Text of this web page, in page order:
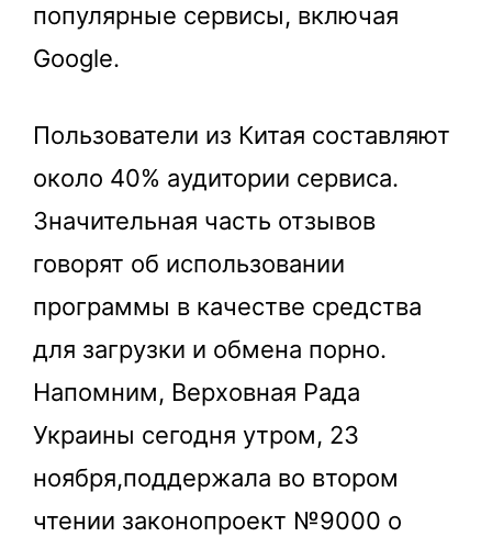
популярные сервисы, включая
Google.
Пользователи из Китая составляют
около 40% аудитории сервиса.
Значительная часть отзывов
говорят об использовании
программы в качестве средства
для загрузки и обмена порно.
Напомним, Верховная Рада
Украины сегодня утром, 23
ноября,поддержала во втором
чтении законопроект №9000 о